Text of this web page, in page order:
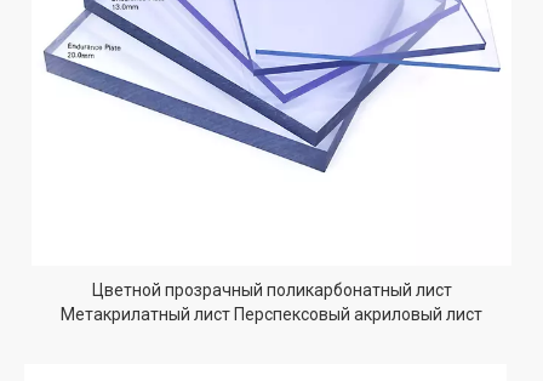
Цветной прозрачный поликарбонатный лист
Метакрилатный лист Перспексовый акриловый лист